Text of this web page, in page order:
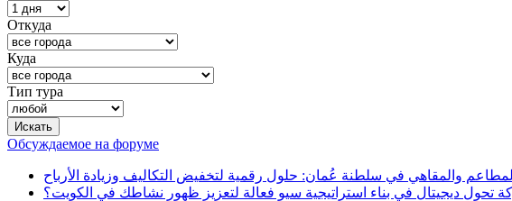
Откуда
Куда
Тип тура
Обсуждаемое на форуме
والمقاهي في سلطنة عُمان: حلول رقمية لتخفيض التكاليف وزيادة الأرباح
تحول ديجيتال في بناء استراتيجية سيو فعالة لتعزيز ظهور نشاطك في الكويت؟